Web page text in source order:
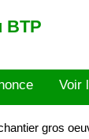
BTP
Voir
gros